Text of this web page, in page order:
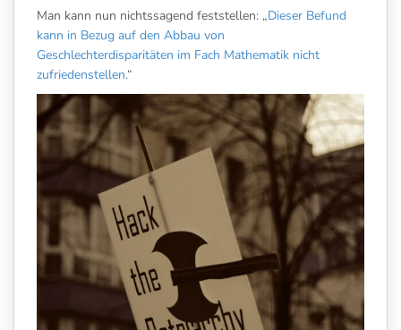
Man kann nun nichtssagend feststellen: „Dieser Befund
kann in Bezug auf den Abbau von
Geschlechterdisparitäten im Fach Mathematik nicht
zufriedenstellen.“